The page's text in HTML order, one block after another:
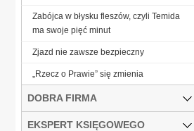
Zabójca w błysku fleszów, czyli Temida
ma swoje pięć minut
Zjazd nie zawsze bezpieczny
„Rzecz o Prawie” się zmienia
DOBRA FIRMA
EKSPERT KSIĘGOWEGO